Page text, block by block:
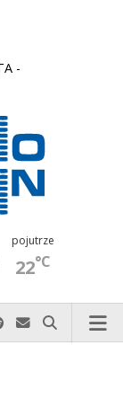
-
pojutrze
22°C
zadzwoń
u
X
nas na Instagram-ie
nas na TikTok-u
Szukaj nas na Spotify
Wyślij do nas
Szukaj